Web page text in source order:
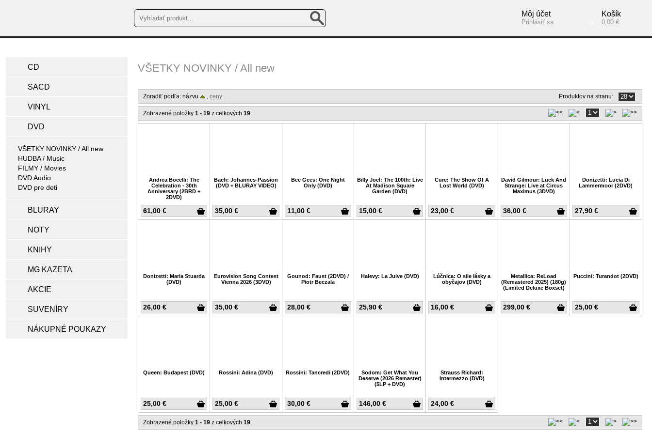
Košík
0,00 €
Môj účet
Prihlásiť sa
CD
SACD
VINYL
DVD
VŠETKY NOVINKY / All new
HUDBA / Music
FILMY / Movies
DVD Audio
DVD pre deti
BLURAY
NOTY
KNIHY
MG KAZETA
AKCIE
SUVENÍRY
NÁKUPNÉ POUKAZY
VŠETKY NOVINKY / All new
Zoradiť podľa: názvu , ceny Produktov na stranu:
Zobrazené položky 1 - 19 z celkových 19
61,00 €
Andrea Bocelli: The
Celebration - 30th
Anniversary (2BRD +
2DVD)
35,00 €
Bach: Johannes-Passion
(DVD + BLURAY VIDEO)
11,00 €
Bee Gees: One Night
Only (DVD)
15,00 €
Billy Joel: The 100th: Live
At Madison Square
Garden (DVD)
23,00 €
Cure: The Show Of A
Lost World (DVD)
36,00 €
David Gilmour: Luck And
Strange: Live at Circus
Maximus (3DVD)
27,90 €
Donizetti: Lucia Di
Lammermoor (2DVD)
26,00 €
Donizetti: Maria Stuarda
(DVD)
35,00 €
Eurovision Song Contest
Vienna 2026 (3DVD)
28,00 €
Gounod: Faust (2DVD) /
Piotr Beczala
25,90 €
Halevy: La Juive (DVD)
16,00 €
Lúčnica: O sile lásky a
obyčajov (DVD)
299,00 €
Metallica: ReLoad
(Remastered 2025) (180g)
(Limited Deluxe Boxset)
25,00 €
Puccini: Turandot (2DVD)
25,00 €
Queen: Budapest (DVD)
25,00 €
Rossini: Adina (DVD)
30,00 €
Rossini: Tancredi (2DVD)
146,00 €
Sodom: Get What You
Deserve (2026 Remaster)
(5LP + DVD)
24,00 €
Strauss Richard:
Intermezzo (DVD)
Zobrazené položky 1 - 19 z celkových 19